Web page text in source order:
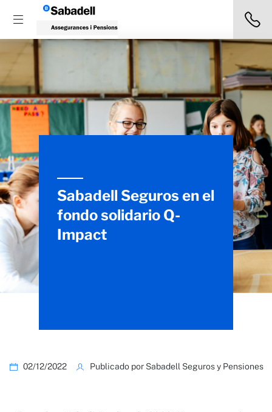
Sabadell Seguros en el
fondo solidario Q-
Impact
02/12/2022 Publicado por Sabadell Seguros y Pensiones